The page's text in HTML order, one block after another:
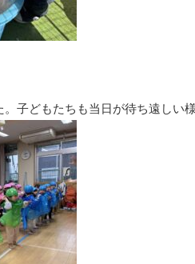
子どもたちも当日が待ち遠しい